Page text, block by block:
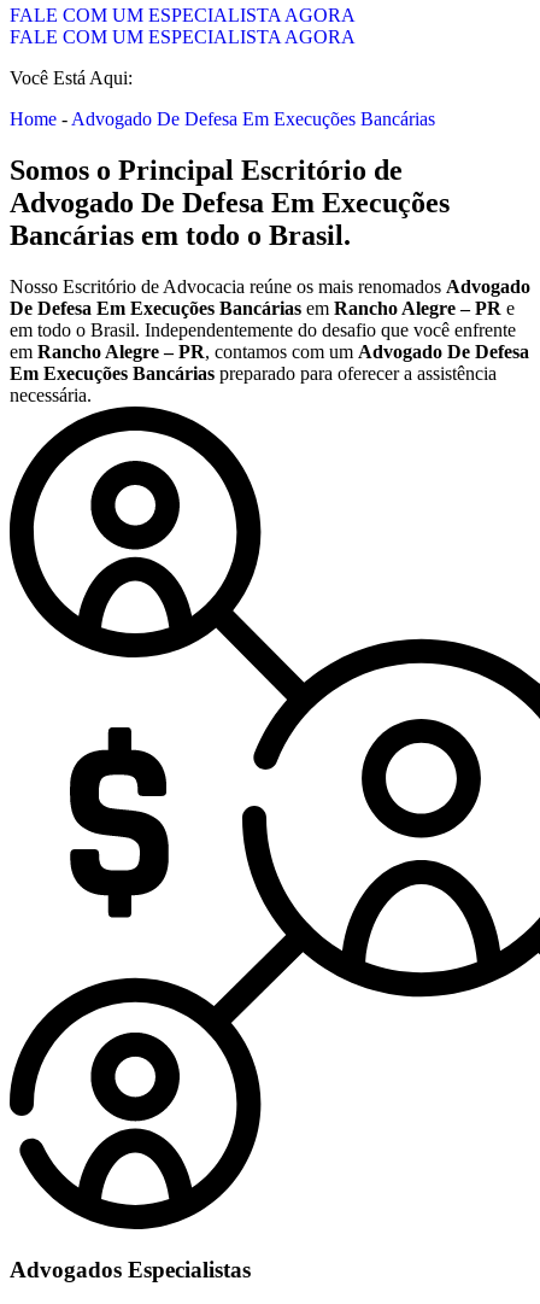
FALE COM UM ESPECIALISTA AGORA
FALE COM UM ESPECIALISTA AGORA
Você Está Aqui:
Home - Advogado De Defesa Em Execuções Bancárias
Somos o Principal Escritório de
Advogado De Defesa Em Execuções
Bancárias em todo o Brasil.
Nosso Escritório de Advocacia reúne os mais renomados Advogado
De Defesa Em Execuções Bancárias em Rancho Alegre – PR e
em todo o Brasil. Independentemente do desafio que você enfrente
em Rancho Alegre – PR, contamos com um Advogado De Defesa
Em Execuções Bancárias preparado para oferecer a assistência
necessária.
Advogados Especialistas